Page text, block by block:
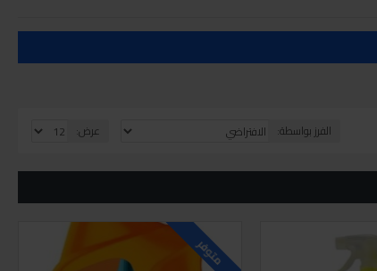
الفرز بواسطة: عرض:
متوفر